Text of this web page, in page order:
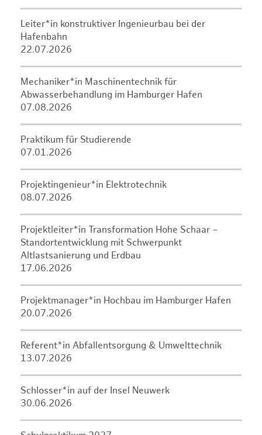
Leiter*in konstruktiver Ingenieurbau bei der
Hafenbahn
22.07.2026
Mechaniker*in Maschinentechnik für
Abwasserbehandlung im Hamburger Hafen
07.08.2026
Praktikum für Studierende
07.01.2026
Projektingenieur*in Elektrotechnik
08.07.2026
Projektleiter*in Transformation Hohe Schaar –
Standortentwicklung mit Schwerpunkt
Altlastsanierung und Erdbau
17.06.2026
Projektmanager*in Hochbau im Hamburger Hafen
20.07.2026
Referent*in Abfallentsorgung & Umwelttechnik
13.07.2026
Schlosser*in auf der Insel Neuwerk
30.06.2026